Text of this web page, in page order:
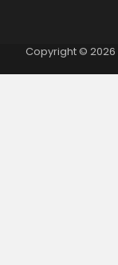
Copyright © 2026